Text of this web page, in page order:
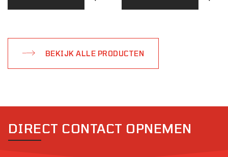
BEKIJK ALLE PRODUCTEN
DIRECT CONTACT OPNEMEN